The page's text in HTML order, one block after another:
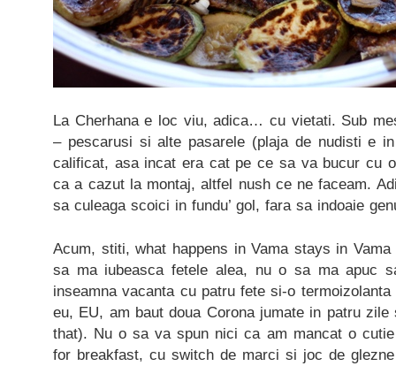
La Cherhana e loc viu, adica… cu vietati. Sub
– pescarusi si alte pasarele (plaja de nudisti e
calificat, asa incat era cat pe ce sa va bucur cu
ca a cazut la montaj, altfel nush ce ne faceam.
sa culeaga scoici in fundu’ gol, fara sa indoaie
Acum, stiti, what happens in Vama stays in
sa ma iubeasca fetele alea, nu o sa ma apuc
inseamna vacanta cu patru fete si-o
eu, EU, am baut doua Corona jumate in patru
that). Nu o sa va spun nici ca am mancat o
for breakfast, cu switch de marci si joc de